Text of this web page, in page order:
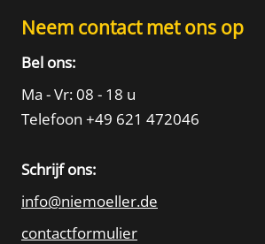
Neem contact met ons op
Bel ons:
Ma - Vr: 08 - 18 u
Telefoon +49 621 472046
Schrijf ons:
info@niemoeller.de
contactformulier